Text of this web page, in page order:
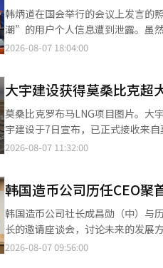
韩炳道在国会举行的会议上发言的照片，来源于联合新闻社。 更
潮”的用户个人信息遭到泄露。虽
已过去约一年，预计将引发争议。 民主党当天发布声明，表示对使用蓝浪潮的党员因个人信息泄露而造成的担忧表示
关。”同时表示：“目前进行中的大会在线投票系
潮会员的用户名和密码（已加密）
识到信息泄露。 对此，韩炳道作为党代表职务代理及院内代表，指示采取以下措施：△向党员准确通报事实并进行应
对；△实施所有额外安全措施以防
包括蓝浪潮在内的党内所有系统进
2026-08-07 18:04:00
大宇建设获得莫桑比克超
莫桑比克罗布马LNG项目图片。大
宇建设于7日宣布，已正式接收来
克”的LNG液化厂建设EPC（设计
为“莫桑比克罗布马合资公司（
合资公司MRV（持股70%）主导
石油公司XRG（10%）等参与。
建设年产1860万吨规模的LNG液化
和商业运营的目标时间为2031年。
2026-08-07 11:32:00
韩国造币公司历任CEO
韩国造币公司社长成昌勋（中）与历任社长合影。 韩国造币公司于7日在首尔麻浦
长的邀请座谈会，讨论未来的发展方向。 此次座谈会由成昌勋社长主持，出席的还有第18任社长朴元
长李海成、第20任社长全龙学、第
2026-08-07 09:56:00